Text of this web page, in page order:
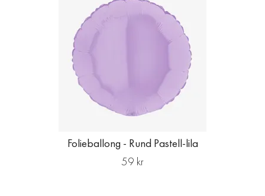
Folieballong - Rund Pastell-lila
59 kr